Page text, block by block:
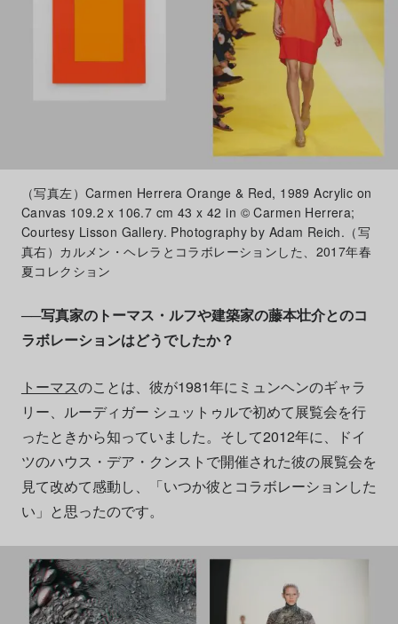
（写真左）Carmen Herrera Orange & Red, 1989 Acrylic on
Canvas 109.2 x 106.7 cm 43 x 42 in © Carmen Herrera;
Courtesy Lisson Gallery. Photography by Adam Reich.（写
真右）カルメン・ヘレラとコラボレーションした、2017年春
夏コレクション
──写真家のトーマス・ルフや建築家の藤本壮介とのコ
ラボレーションはどうでしたか？
トーマスのことは、彼が1981年にミュンヘンのギャラ
リー、ルーディガー シュットゥルで初めて展覧会を行
ったときから知っていました。そして2012年に、ドイ
ツのハウス・デア・クンストで開催された彼の展覧会を
見て改めて感動し、「いつか彼とコラボレーションした
い」と思ったのです。